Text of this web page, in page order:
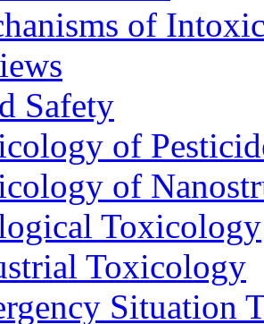
of
Safety
of
of
Toxicology
Toxicology
Situation